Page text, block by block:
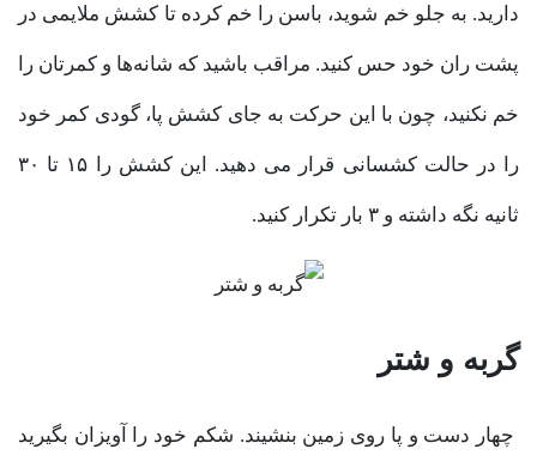
دارید. به جلو خم شوید، باسن را خم کرده تا کشش ملایمی در
پشت ران خود حس کنید. مراقب باشید که شانه‌ها و کمرتان را
خم نکنید، چون با این حرکت به جای کشش پا، گودی کمر خود
را در حالت کشسانی قرار می دهید. این کشش را ۱۵ تا ۳۰
ثانیه نگه داشته و ۳ بار تکرار کنید.
گربه و شتر
چهار دست و پا روی زمین بنشیند. شکم خود را آویزان بگیرید